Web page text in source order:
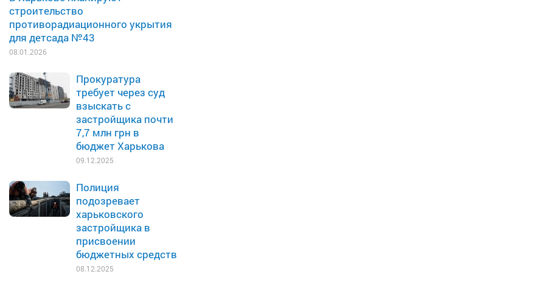
строительство
противорадиационного укрытия
для детсада №43
08.01.2026
Прокуратура
требует через суд
взыскать с
застройщика почти
7,7 млн грн в
бюджет Харькова
09.12.2025
Полиция
подозревает
харьковского
застройщика в
присвоении
бюджетных средств
08.12.2025